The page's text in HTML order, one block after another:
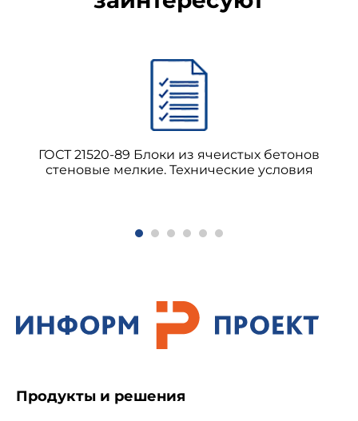
ГОСТ 21520-89 Блоки из ячеистых бетонов
стеновые мелкие. Технические условия
Продукты и решения